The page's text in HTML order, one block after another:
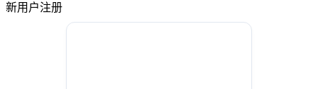
新用户注册